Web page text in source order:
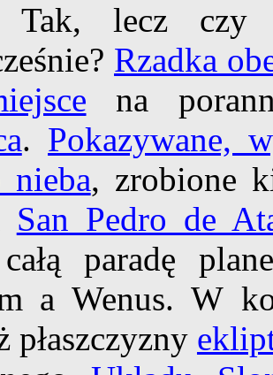
Tak, lecz czy
Rzadka
na
. Pokazywane,
nieba, zrobione
San Pedro de
paradę
a Wenus. W
płaszczyzny